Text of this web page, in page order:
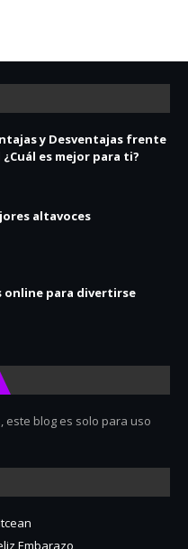
y Desventajas frente
es mejor para ti?
altavoces
online para divertirse
este blog es solo para uso
Embarazo